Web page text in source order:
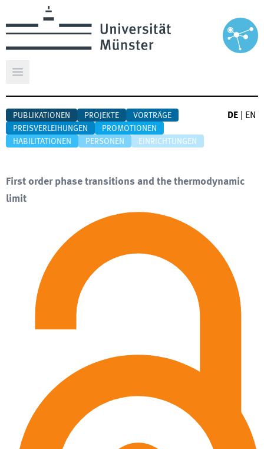
Hauptmenü öffnen
PUBLIKATIONEN PROJEKTE
VORTRÄGE
PREISVERLEIHUNGEN
PROMOTIONEN
HABILITATIONEN
PERSONEN EINRICHTUNGEN
DE EN
First order phase transitions and the thermodynamic
limit